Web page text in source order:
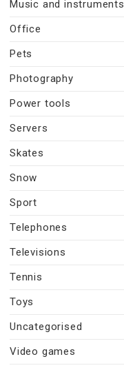
Music and instruments
Office
Pets
Photography
Power tools
Servers
Skates
Snow
Sport
Telephones
Televisions
Tennis
Toys
Uncategorised
Video games